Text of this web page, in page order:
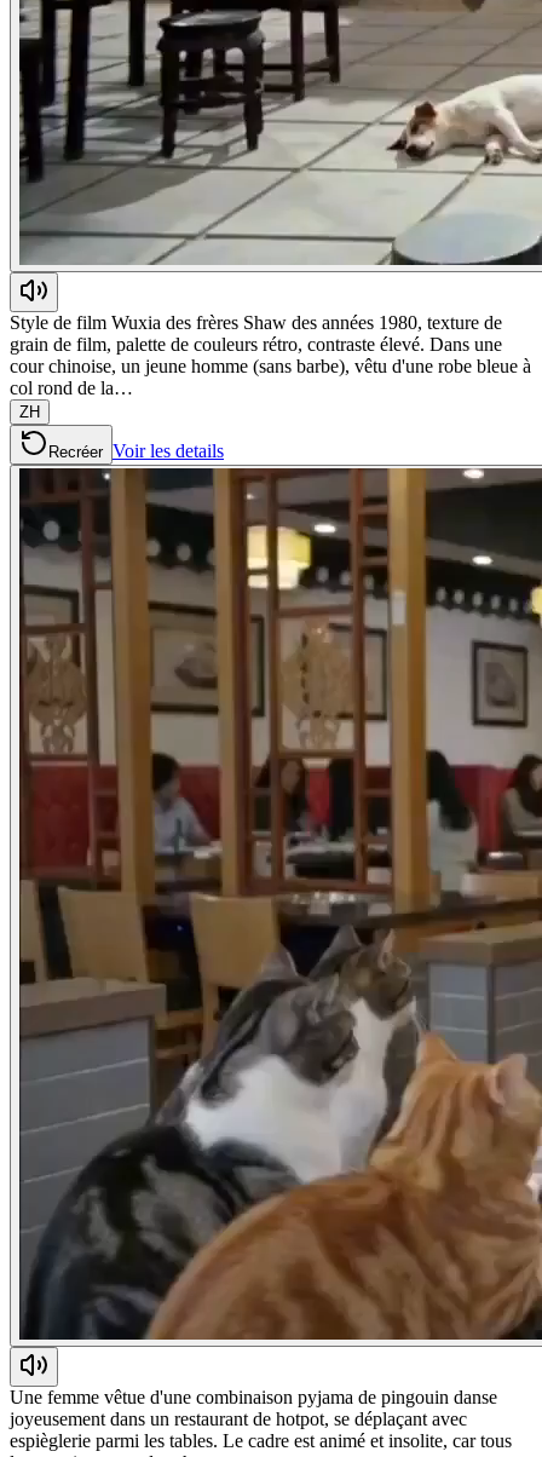
Style de film Wuxia des frères Shaw des années 1980, texture de
grain de film, palette de couleurs rétro, contraste élevé. Dans une
cour chinoise, un jeune homme (sans barbe), vêtu d'une robe bleue à
col rond de la…
ZH
Recréer Voir les details
Une femme vêtue d'une combinaison pyjama de pingouin danse
joyeusement dans un restaurant de hotpot, se déplaçant avec
espièglerie parmi les tables. Le cadre est animé et insolite, car tous